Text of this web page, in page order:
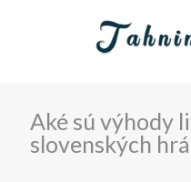
Aké sú výhody
slovenských